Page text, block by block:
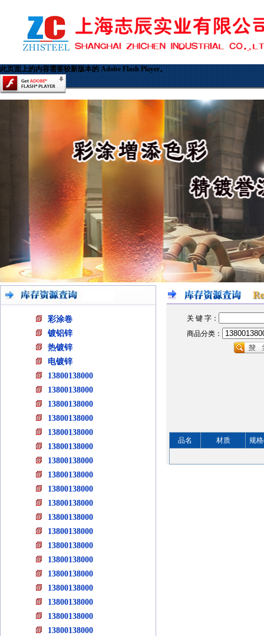
此页面上的内容需要较新版本的 Adobe Flash Player。
彩涂卷
镀铝锌
热镀锌
电镀锌
13800138000
13800138000
13800138000
13800138000
13800138000
13800138000
13800138000
13800138000
13800138000
13800138000
13800138000
13800138000
13800138000
13800138000
13800138000
13800138000
13800138000
13800138000
13800138000
关 键 字：
商品分类：
品名 材质 规